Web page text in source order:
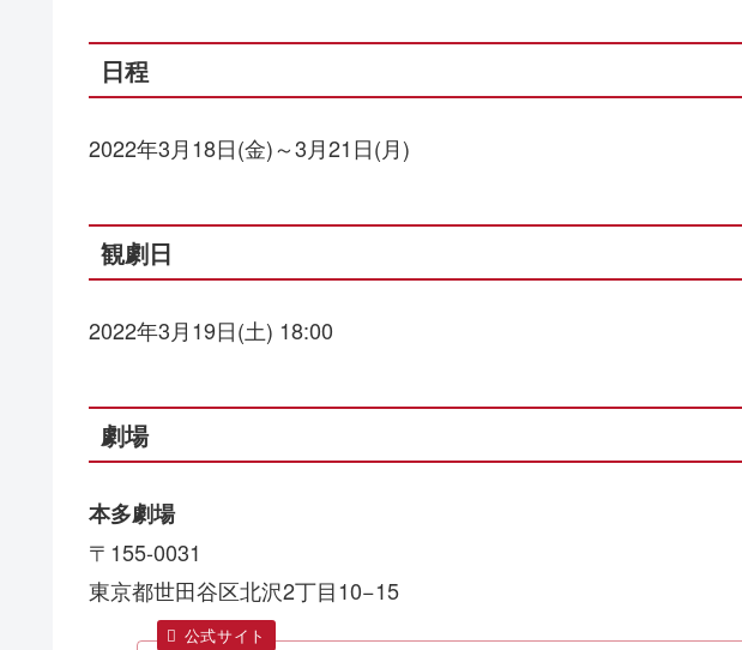
日程
2022年3月18日(金)～3月21日(月)
観劇日
2022年3月19日(土) 18:00
劇場
本多劇場
〒155-0031
東京都世田谷区北沢2丁目10−15